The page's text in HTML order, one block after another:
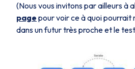
(Nous vous invitons par ailleurs à
page pour voir ce à quoi pourrait
dans un futur très proche et le